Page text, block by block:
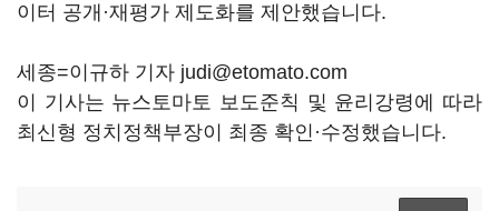
이터 공개·재평가 제도화를 제안했습니다.
세종=이규하 기자 judi@etomato.com
이 기사는 뉴스토마토 보도준칙 및 윤리강령에 따라
최신형 정치정책부장이 최종 확인·수정했습니다.